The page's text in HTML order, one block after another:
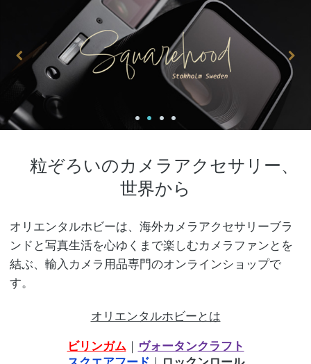
粒ぞろいのカメラアクセサリー、
世界から
オリエンタルホビーは、海外カメラアクセサリーブラ
ンドと写真生活を心ゆくまで楽しむカメラファンとを
結ぶ、輸入カメラ用品専門のオンラインショップで
す。
オリエンタルホビーとは
ビリンガム｜
ヴォータンクラフト